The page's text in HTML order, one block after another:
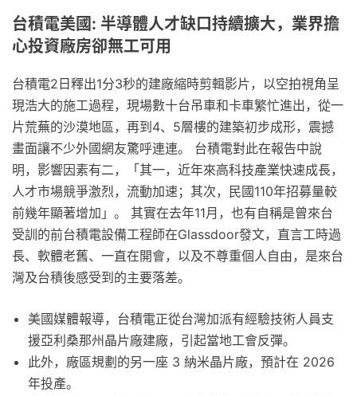
台積電美國: 半導體人才缺口持續擴大，業界擔
心投資廠房卻無工可用
台積電2日釋出1分3秒的建廠縮時剪輯影片，以空拍視角呈
現浩大的施工過程，現場數十台吊車和卡車繁忙進出，從一
片荒蕪的沙漠地區，再到4、5層樓的建築初步成形，震撼
畫面讓不少外國網友驚呼連連。 台積電對此在報告中說
明，影響因素有二，「其一，近年來高科技產業快速成長，
人才市場競爭激烈，流動加速；其次，民國110年招募量較
前幾年顯著增加」。 其實在去年11月，也有自稱是曾來台
受訓的前台積電設備工程師在Glassdoor發文，直言工時過
長、軟體老舊、一直在開會，以及不尊重個人自由，是來台
灣及台積後感受到的主要落差。
美國媒體報導，台積電正從台灣加派有經驗技術人員支
援亞利桑那州晶片廠建廠，引起當地工會反彈。
此外，廠區規劃的另一座 3 納米晶片廠，預計在 2026
年投產。